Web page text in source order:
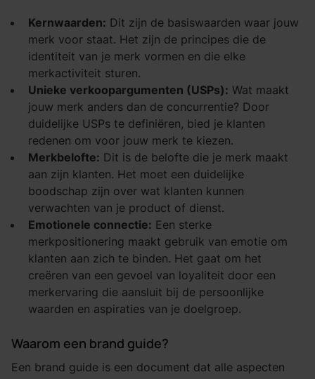
Kernwaarden: Dit zijn de basiswaarden waar jouw
merk voor staat. Het zijn de principes die de
identiteit van je merk vormen en die elke
merkactiviteit sturen.
Unieke verkoopargumenten (USPs): Wat maakt
jouw merk anders dan de concurrentie? Door
duidelijke USPs te definiëren, bied je klanten
redenen om voor jouw merk te kiezen.
Merkbelofte: Dit is de belofte die je merk maakt
aan zijn klanten. Het moet een duidelijke
boodschap zijn over wat klanten kunnen
verwachten van je product of dienst.
Emotionele connectie: Een sterke
merkpositionering maakt gebruik van emotie om
klanten aan zich te binden. Het gaat om het
creëren van een gevoel van loyaliteit door een
merkervaring die aansluit bij de persoonlijke
waarden en aspiraties van je doelgroep.
Waarom een brand guide?
Een brand guide is een document dat alle aspecten